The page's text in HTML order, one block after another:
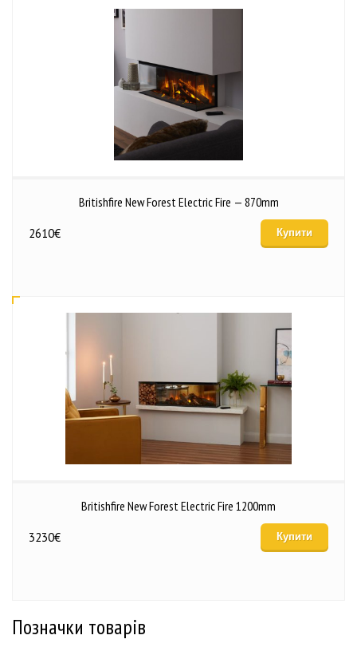
Britishfire New Forest Electric Fire — 870mm
2610€ Купити
Britishfire New Forest Electric Fire 1200mm
3230€ Купити
Позначки товарів